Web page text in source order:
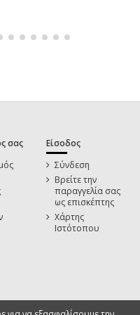
σας
Είσοδος
Σύνδεση
Βρείτε την
παραγγελία σας
ως επισκέπτης
Χάρτης
Ιστότοπου